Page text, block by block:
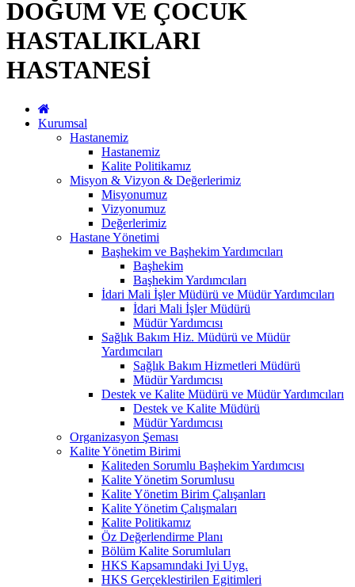
DOĞUM VE ÇOCUK
HASTALIKLARI
HASTANESİ
Kurumsal
Hastanemiz
Hastanemiz
Kalite Politikamız
Misyon & Vizyon & Değerlerimiz
Misyonumuz
Vizyonumuz
Değerlerimiz
Hastane Yönetimi
Başhekim ve Başhekim Yardımcıları
Başhekim
Başhekim Yardımcıları
İdari Mali İşler Müdürü ve Müdür Yardımcıları
İdari Mali İşler Müdürü
Müdür Yardımcısı
Sağlık Bakım Hiz. Müdürü ve Müdür
Yardımcıları
Sağlık Bakım Hizmetleri Müdürü
Müdür Yardımcısı
Destek ve Kalite Müdürü ve Müdür Yardımcıları
Destek ve Kalite Müdürü
Müdür Yardımcısı
Organizasyon Şeması
Kalite Yönetim Birimi
Kaliteden Sorumlu Başhekim Yardımcısı
Kalite Yönetim Sorumlusu
Kalite Yönetim Birim Çalışanları
Kalite Yönetim Çalışmaları
Kalite Politikamız
Öz Değerlendirme Planı
Bölüm Kalite Sorumluları
HKS Kapsamındaki Iyi Uyg.
HKS Gerçeklestirilen Egitimleri